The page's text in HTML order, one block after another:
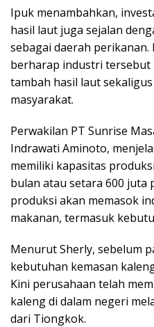
Ipuk menambahkan,
hasil laut juga sejalan
sebagai daerah
berharap industri
tambah hasil laut
masyarakat.
Perwakilan PT Sunrise
Indrawati Aminoto,
memiliki kapasitas
bulan atau setara 600 juta
produksi akan memasok
makanan, termasuk
Menurut Sherly, sebelum
kebutuhan kemasan
Kini perusahaan telah
kaleng di dalam negeri
dari Tiongkok.